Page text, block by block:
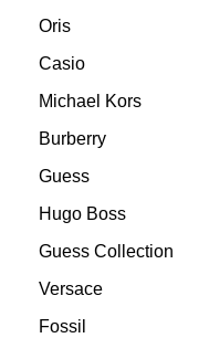
Oris
Casio
Michael Kors
Burberry
Guess
Hugo Boss
Guess Collection
Versace
Fossil